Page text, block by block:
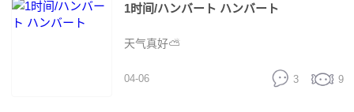
1时间/ハンバート ハンバート
天气真好⛅
04-06 9
3